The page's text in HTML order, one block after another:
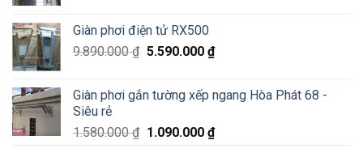
chỉ
200K
Giàn phơi điện tử RX500
9.890.000₫ 5.590.000 ₫
Giàn phơi gắn tường xếp ngang Hòa Phát 68 -
Siêu rẻ
1.580.000₫ 1.090.000 ₫